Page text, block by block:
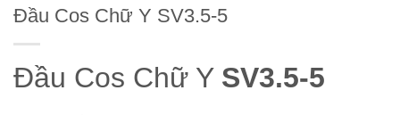
Đầu Cos Chữ Y SV3.5-5
Đầu Cos Chữ Y SV3.5-5